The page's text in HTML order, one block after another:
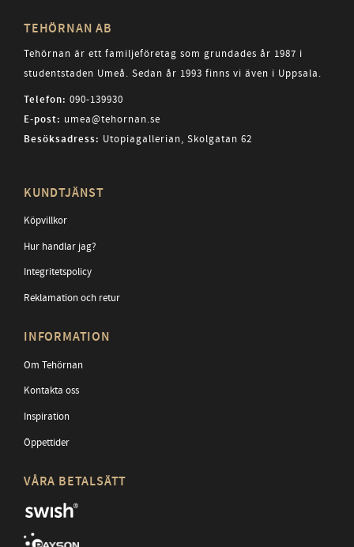
TEHÖRNAN AB
Tehörnan är ett familjeföretag som grundades år 1987 i
studentstaden Umeå. Sedan år 1993 finns vi även i Uppsala.
Telefon: 090-139930
E-post: umea@tehornan.se
Besöksadress: Utopiagallerian, Skolgatan 62
KUNDTJÄNST
Köpvillkor
Hur handlar jag?
Integritetspolicy
Reklamation och retur
INFORMATION
Om Tehörnan
Kontakta oss
Inspiration
Öppettider
VÅRA BETALSÄTT